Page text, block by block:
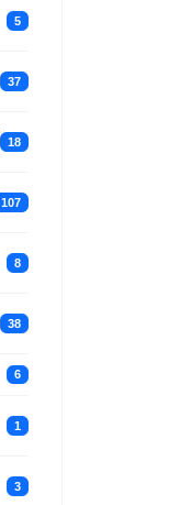
5
37
18
107
8
38
6
1
3